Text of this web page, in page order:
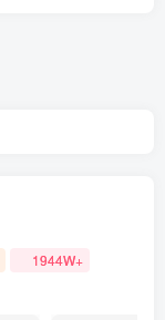
1944W+